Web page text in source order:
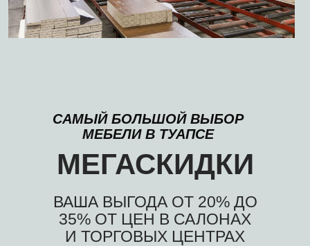
САМЫЙ БОЛЬШОЙ ВЫБОР
МЕБЕЛИ В ТУАПСЕ
МЕГАСКИДКИ
ВАША ВЫГОДА ОТ 20% ДО
35% ОТ ЦЕН В САЛОНАХ
И ТОРГОВЫХ ЦЕНТРАХ